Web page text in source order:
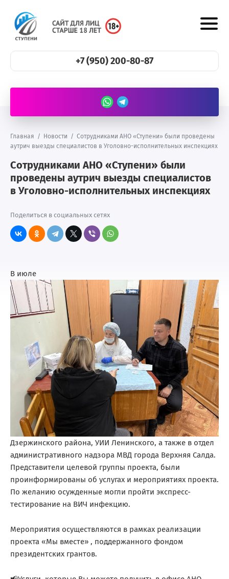
+7 (950) 200-80-87
Главная / Новости / Сотрудниками АНО «Ступени» были проведены
аутрич выезды специалистов в Уголовно-исполнительных инспекциях
Сотрудниками АНО «Ступени» были
проведены аутрич выезды специалистов
в Уголовно-исполнительных инспекциях
Поделиться в социальных сетях
В июле
Дзержинского района, УИИ Ленинского, а также в отдел
административного надзора МВД города Верхняя Салда.
Представители целевой группы проекта, были
проинформированы об услугах и мероприятиях проекта.
По желанию осужденные могли пройти экспресс-
тестирование на ВИЧ инфекцию.
Мероприятия осуществляются в рамках реализации
проекта «Мы вместе» , поддержанного фондом
президентских грантов.